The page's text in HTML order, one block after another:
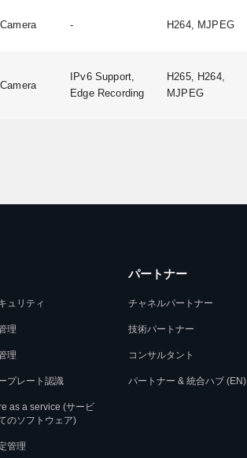
Camera - H264, MJPEG
Camera
IPv6 Support,
Edge Recording
H265, H264,
MJPEG
ュリティ
理
理
プレート認識
as a service (サービ
のソフトウェア)
管理
パートナー
チャネルパートナー
技術パートナー
コンサルタント
パートナー & 統合ハブ (EN)